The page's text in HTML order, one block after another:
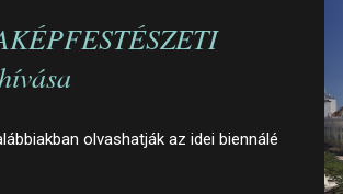
olvashatják az idei biennálé